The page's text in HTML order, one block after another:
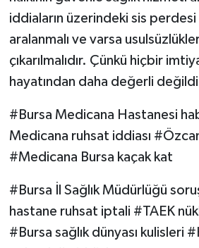
iddiaların üzerindeki sis
aralanmalı ve varsa
çıkarılmalıdır. Çünkü hiçbir
hayatından daha değerli
#Bursa Medicana Hastanesi
Medicana ruhsat iddiası
#Medicana Bursa kaçak kat
#Bursa İl Sağlık Müdürlüğü
hastane ruhsat iptali #TAEK
#Bursa sağlık dünyası kulisleri